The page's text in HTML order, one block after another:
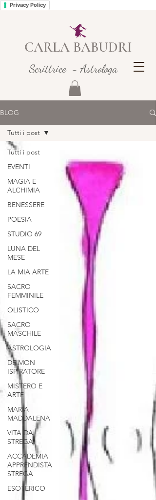
Privacy Policy
CARLA BABUDRI
Scrittrice - Astrologa
BLOG
Tutti i post
EVENTI
MAGIA E
ALCHIMIA
BENESSERE
POESIA
STUDIO 69
LUNA DEL
MESE
LA MIA ARTE
SACRO
FEMMINILE
OLISTICO
SACRO
MASCHILE
ASTROLOGIA
DEIMON
ISPIRATORE
MISTERO E
ARTE
MARIA
MADDALENA
VITA DA
STREGA
ACCADEMIA
APPRENDISTA
STREGA
ESOTERICO
Tutti i post